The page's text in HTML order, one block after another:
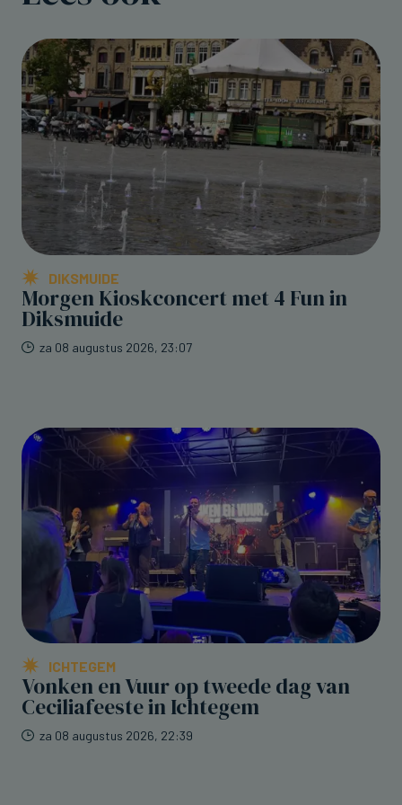
DIKSMUIDE
Morgen Kioskconcert met 4 Fun in
Diksmuide
za 08 augustus 2026, 23:07
ICHTEGEM
Vonken en Vuur op tweede dag van
Ceciliafeeste in Ichtegem
za 08 augustus 2026, 22:39